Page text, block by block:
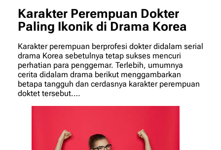
Karakter Perempuan Dokter
Paling Ikonik di Drama Korea
Karakter perempuan berprofesi dokter didalam serial
drama Korea sebetulnya tetap sukses mencuri
perhatian para penggemar. Terlebih, umumnya
cerita didalam drama berikut menggambarkan
betapa tangguh dan cerdasnya karakter perempuan
doktet tersebut.…